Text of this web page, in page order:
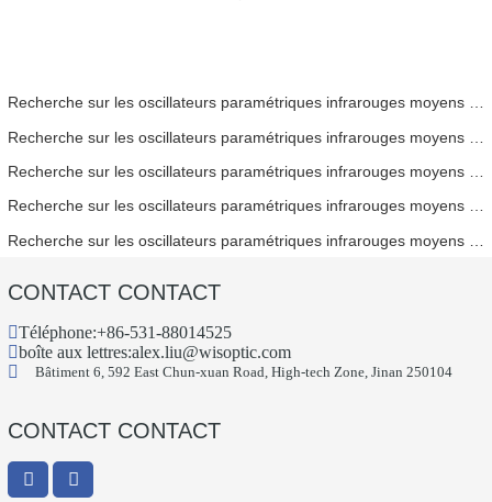
Recherche sur les oscillateurs paramétriques infrarouges moyens - Partie 06
Recherche sur les oscillateurs paramétriques infrarouges moyens - Partie 03
CONTACT CONTACT
Téléphone:+86-531-88014525
boîte aux lettres:alex.liu@wisoptic.com
Bâtiment 6, 592 East Chun-xuan Road, High-tech Zone, Jinan 250104
CONTACT CONTACT